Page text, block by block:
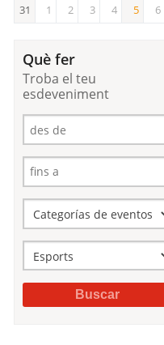
31
1 2 3 4 5 6
Què fer
Troba el teu
esdeveniment